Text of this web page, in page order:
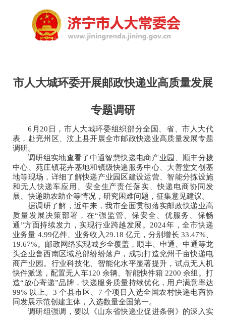
市人大城环委开展邮政快递业高质量发展
专题调研
6月20日，市人大城环委组织部分全国、省、市人大代
表，赴兖州区、汶上县开展全市邮政快递业高质量发展专题
调研。
调研组实地查看了中通智慧快递电商产业园、顺丰分拨
中心、苑庄镇花卉基地和镇级快递服务中心、大善堂文创基
地等现场，详细了解快递产业园区建设运营、智能分拣设施
和无人快递车应用、安全生产责任落实、快递电商协同发
展、快递助农助企等情况，研究困难问题，征集意见建议。
据调研了解，近年来，我市全面贯彻落实邮政快递业高
质量发展决策部署，在“强监管、保安全、优服务、保畅
通”方面持续发力，实现行业跨越发展。2024年，全市快递
业务量 4.99亿件、业务收入29.18 亿元，分别增长 33.47%、
19.67%。邮政网络实现城乡全覆盖，顺丰、申通、中通等龙
头企业鲁西南区域总部纷纷落户，成功打造兖州千亩快递电
商产业园。行业科技化、智能化水平显著提升，试点无人机
快件派送，配置无人车120 余辆、智能快件箱 2200 余组。打
造“放心寄递”品牌，快递服务质量持续优化，用户满意率达
99% 以上。3 个县市区、7 个项目入选全国农村快递电商协
同发展示范创建主体，入选数量全国第一。
调研组强调，要以《山东省快递业促进条例》的深入实